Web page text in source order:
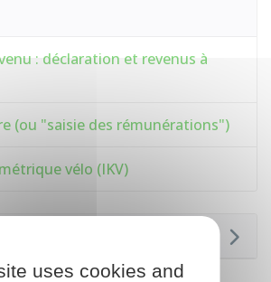
: déclaration et revenus à
(ou "saisie des rémunérations")
vélo (IKV)
!
uses cookies and